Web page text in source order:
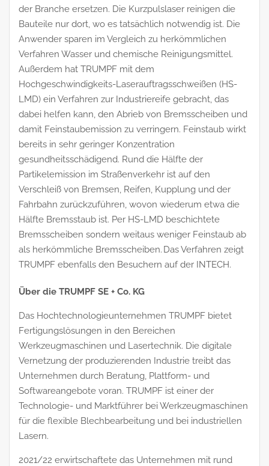
der Branche ersetzen. Die Kurzpulslaser reinigen die
Bauteile nur dort, wo es tatsächlich notwendig ist. Die
Anwender sparen im Vergleich zu herkömmlichen
Verfahren Wasser und chemische Reinigungsmittel.
Außerdem hat TRUMPF mit dem
Hochgeschwindigkeits-Laserauftragsschweißen (HS-
LMD) ein Verfahren zur Industriereife gebracht, das
dabei helfen kann, den Abrieb von Bremsscheiben und
damit Feinstaubemission zu verringern. Feinstaub wirkt
bereits in sehr geringer Konzentration
gesundheitsschädigend. Rund die Hälfte der
Partikelemission im Straßenverkehr ist auf den
Verschleiß von Bremsen, Reifen, Kupplung und der
Fahrbahn zurückzuführen, wovon wiederum etwa die
Hälfte Bremsstaub ist. Per HS-LMD beschichtete
Bremsscheiben sondern weitaus weniger Feinstaub ab
als herkömmliche Bremsscheiben. Das Verfahren zeigt
TRUMPF ebenfalls den Besuchern auf der INTECH.
Über die TRUMPF SE + Co. KG
Das Hochtechnologieunternehmen TRUMPF bietet
Fertigungslösungen in den Bereichen
Werkzeugmaschinen und Lasertechnik. Die digitale
Vernetzung der produzierenden Industrie treibt das
Unternehmen durch Beratung, Plattform- und
Softwareangebote voran. TRUMPF ist einer der
Technologie- und Marktführer bei Werkzeugmaschinen
für die flexible Blechbearbeitung und bei industriellen
Lasern.
2021/22 erwirtschaftete das Unternehmen mit rund